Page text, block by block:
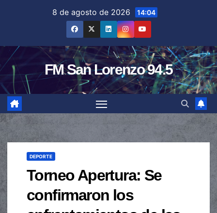
8 de agosto de 2026 14:04
FM San Lorenzo 94.5
DEPORTE
Torneo Apertura: Se
confirmaron los